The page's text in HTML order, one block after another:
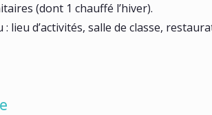
(dont 1 chauffé l’hiver).
: lieu d’activités, salle de classe,